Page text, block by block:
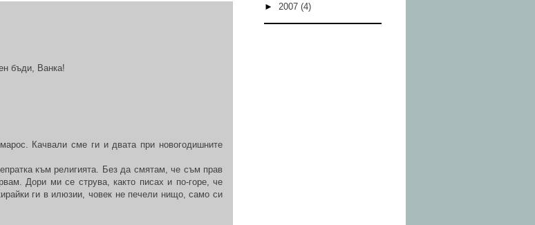
бъди, Ванка!
Качвали сме ги и двата при новогодишните
към религията. Без да смятам, че съм прав
Дори ми се струва, както писах и по-горе, че
ги в илюзии, човек не печели нищо, само си
► 2007 (4)